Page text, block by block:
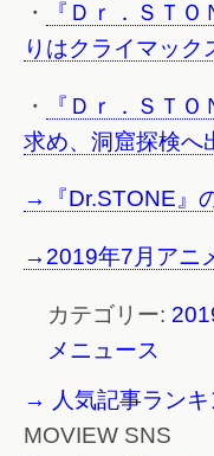
・
『Ｄｒ．ＳＴ
りはクライマック
・
『Ｄｒ．ＳＴ
求め、洞窟探検へ
→『Dr.STONE』
→2019年7月アニ
カテゴリー:
メニュース
→ 人気記事ランキ
MOVIEW SNS